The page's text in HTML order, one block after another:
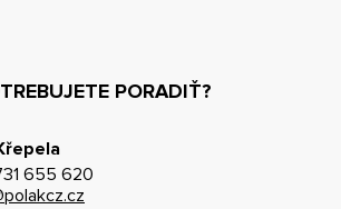
PORADIŤ?
655 620